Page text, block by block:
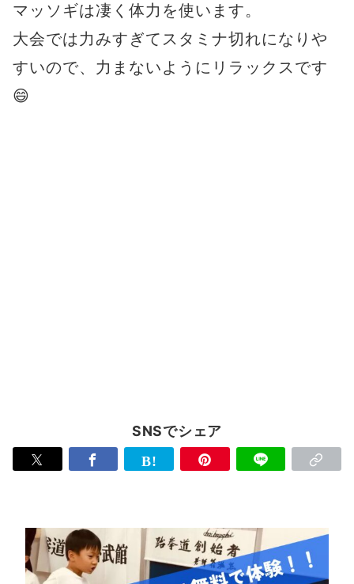
マッソギは凄く体力を使います。
大会では力みすぎてスタミナ切れになりや
すいので、力まないようにリラックスです
😄
SNSでシェア